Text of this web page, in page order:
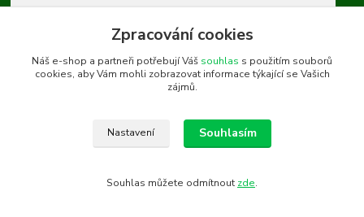
Zpracování cookies
Náš e-shop a partneři potřebují Váš souhlas s použitím souborů
cookies, aby Vám mohli zobrazovat informace týkající se Vašich
zájmů.
Nastavení Souhlasím
Souhlas můžete odmítnout zde.